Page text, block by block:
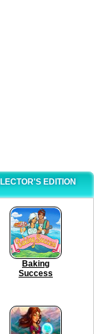
EDITION
Baking
Success